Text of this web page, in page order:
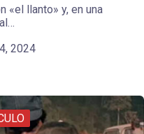
«el llanto» y, en una
2024